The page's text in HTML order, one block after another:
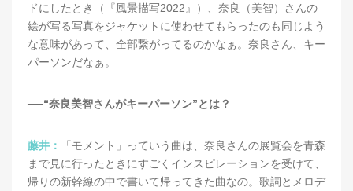
ドにしたとき（『風景描写2022』）、奈良（美智）さんの
絵が写る写真をジャケットに使わせてもらったのも同じよう
な意味があって、全部繋がってるのかなぁ。奈良さん、キー
パーソンだなぁ。
──“奈良美智さんがキーパーソン”とは？
藤井：
「モメント」っていう曲は、奈良さんの展覧会を青森
まで見に行ったときにすごくインスピレーションを受けて、
帰りの新幹線の中で書いて帰ってきた曲なの。歌詞とメロデ